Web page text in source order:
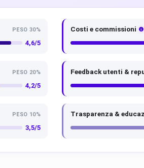
PESO 30%
4,6/5
Costi e commissioni
PESO 20%
4,2/5
Feedback utenti &
PESO 10%
3,5/5
Trasparenza &